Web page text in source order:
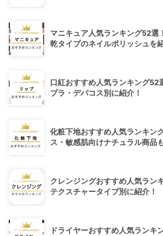
マニキュア人気ランキング52選
乾タイプのネイルポリッシュを
口紅おすすめ人気ランキング52
プラ・デパコス別に紹介！
化粧下地おすすめ人気ランキン
ス・敏感肌向けナチュラル商品
クレンジングおすすめ人気ラン
テクスチャータイプ別に紹介！
ドライヤーおすすめ人気ランキ